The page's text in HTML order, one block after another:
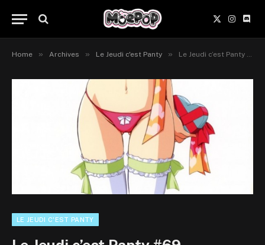
X
(Twitter)
Home » Archives » Le Jeudi c'est Panty » Le Jeudi c’est Panty #69
LE JEUDI C'EST PANTY